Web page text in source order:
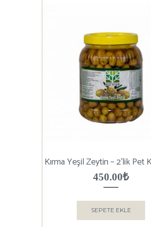
Kırma Yeşil Zeytin – 2’lik Pet
450.00₺
SEPETE EKLE